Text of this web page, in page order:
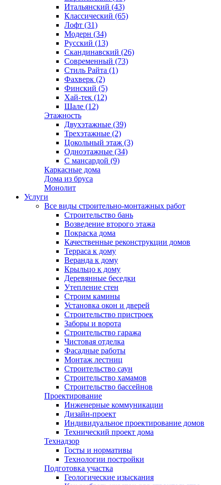
Итальянский (43)
Классический (65)
Лофт (31)
Модерн (34)
Русский (13)
Скандинавский (26)
Современный (73)
Стиль Райта (1)
Фахверк (2)
Финский (5)
Хай-тек (12)
Шале (12)
Этажность
Двухэтажные (39)
Трехэтажные (2)
Цокольный этаж (3)
Одноэтажные (34)
С мансардой (9)
Каркасные дома
Дома из бруса
Монолит
Услуги
Все виды строительно-монтажных работ
Строительство бань
Возведение второго этажа
Покраска дома
Качественные реконструкции домов
Терраса к дому
Веранда к дому
Крыльцо к дому
Деревянные беседки
Утепление стен
Строим камины
Установка окон и дверей
Строительство пристроек
Заборы и ворота
Строительство гаража
Чистовая отделка
Фасадные работы
Монтаж лестниц
Строительство саун
Строительство хамамов
Строительство бассейнов
Проектирование
Инженерные коммуникации
Дизайн-проект
Индивидуальное проектирование домов
Технический проект дома
Технадзор
Госты и нормативы
Технологии постройки
Подготовка участка
Геологические изыскания